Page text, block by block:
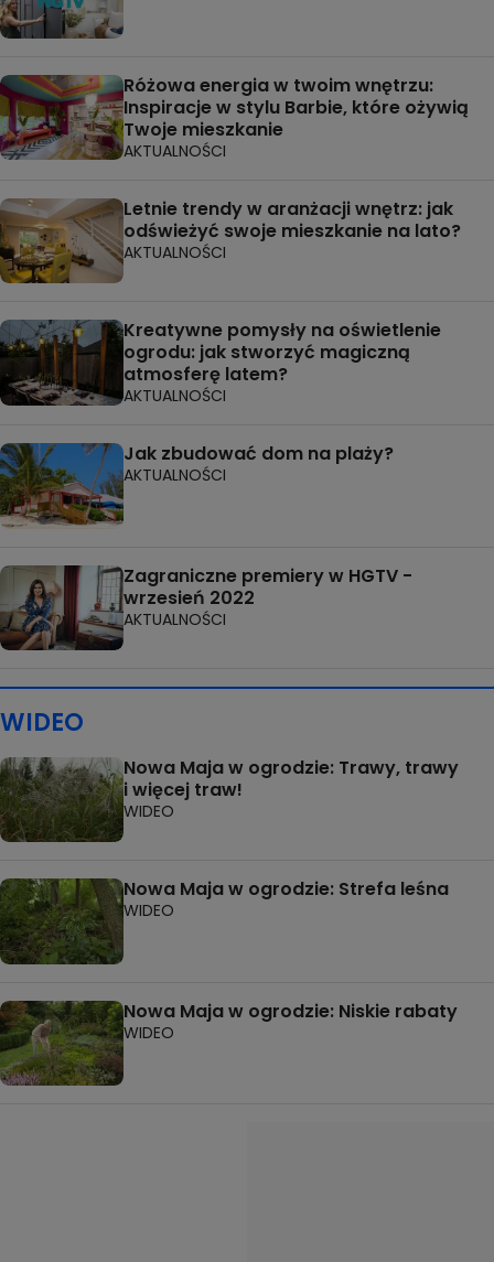
Różowa energia w twoim wnętrzu:
Inspiracje w stylu Barbie, które ożywią
Twoje mieszkanie
AKTUALNOŚCI
Letnie trendy w aranżacji wnętrz: jak
odświeżyć swoje mieszkanie na lato?
AKTUALNOŚCI
Kreatywne pomysły na oświetlenie
ogrodu: jak stworzyć magiczną
atmosferę latem?
AKTUALNOŚCI
Jak zbudować dom na plaży?
AKTUALNOŚCI
Zagraniczne premiery w HGTV -
wrzesień 2022
AKTUALNOŚCI
WIDEO
Nowa Maja w ogrodzie: Trawy, trawy
i więcej traw!
WIDEO
Nowa Maja w ogrodzie: Strefa leśna
WIDEO
Nowa Maja w ogrodzie: Niskie rabaty
WIDEO